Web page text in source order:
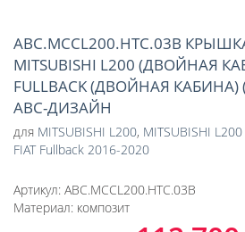
ABC.MCCL200.HTC.03B
MITSUBISHI L200 (ДВОЙНАЯ
FULLBACK (ДВОЙНАЯ КАБИНА)
АВС-ДИЗАЙН
для MITSUBISHI L200, MITSUBISHI
FIAT Fullback 2016-2020
Артикул: ABC.MCCL200.HTC.03B
Материал: композит